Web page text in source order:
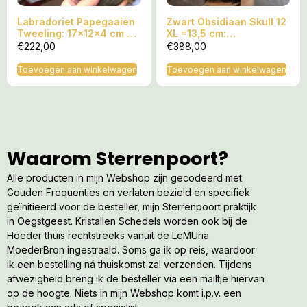
Labradoriet Papegaaien
Tweeling: 17x12x4 cm –
748 gr = Maori Natuur
& Wedergeboorte
€222,00
Toevoegen aan winkelwagen
Zwart Obsidiaan Skull 12
XL =13,5 cm:
Moedergodin Zwarte
Allerzoetste)
€388,00
Toevoegen aan winkelwagen
Waarom Sterrenpoort?
Alle producten in mijn Webshop zijn gecodeerd met
Gouden Frequenties en verlaten bezield en specifiek
geïnitieerd voor de besteller, mijn Sterrenpoort praktijk
in Oegstgeest. Kristallen Schedels worden ook bij de
Hoeder thuis rechtstreeks vanuit de LeMUria
MoederBron ingestraald. Soms ga ik op reis, waardoor
ik een bestelling ná thuiskomst zal verzenden. Tijdens
afwezigheid breng ik de besteller via een mailtje hiervan
op de hoogte. Niets in mijn Webshop komt i.p.v. een